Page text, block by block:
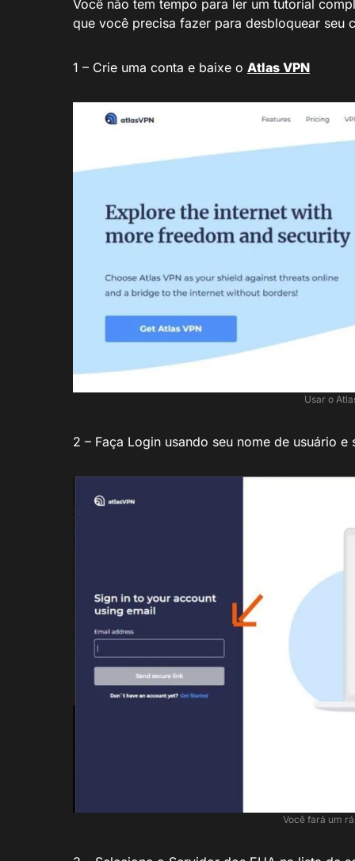
Você não tem tempo para ler um tutorial
que você precisa fazer para desbloquear seu
1 – Crie uma conta e baixe o Atlas VPN
Usar o
2 – Faça Login usando seu nome de usuário e
Você fará um